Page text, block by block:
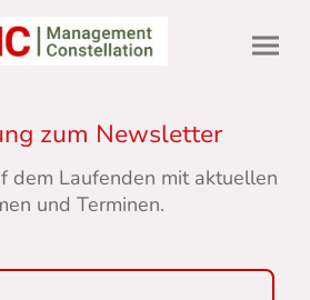
zum Newsletter
dem Laufenden mit aktuellen
und Terminen.